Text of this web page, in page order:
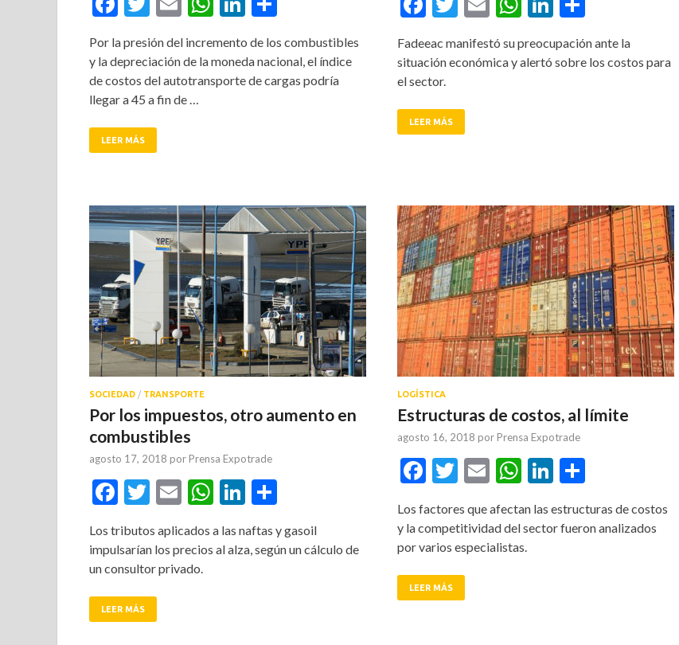
Por la presión del incremento de los combustibles
y la depreciación de la moneda nacional, el índice
de costos del autotransporte de cargas podría
llegar a 45 a fin de …
LEER MÁS
Fadeeac manifestó su preocupación ante la
situación económica y alertó sobre los costos para
el sector.
LEER MÁS
SOCIEDAD / TRANSPORTE
Por los impuestos, otro aumento en
combustibles
agosto 17, 2018 por Prensa Expotrade
Facebook
Twitter
EmailWhatsApp
LinkedIn
Los tributos aplicados a las naftas y gasoil
impulsarían los precios al alza, según un cálculo de
un consultor privado.
LEER MÁS
LOGÍSTICA
Estructuras de costos, al límite
agosto 16, 2018 por Prensa Expotrade
Facebook
Twitter
EmailWhatsApp
LinkedIn
Los factores que afectan las estructuras de costos
y la competitividad del sector fueron analizados
por varios especialistas.
LEER MÁS